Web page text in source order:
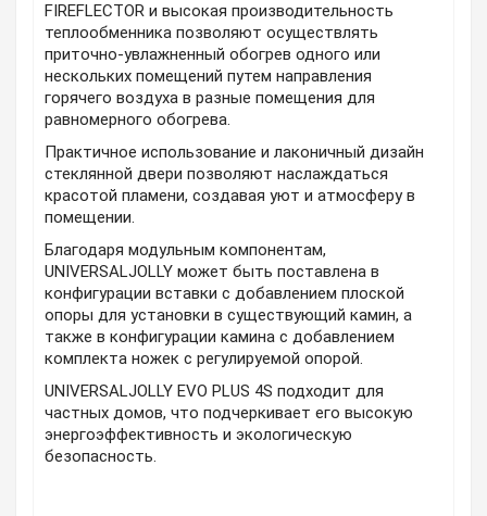
FIREFLECTOR и высокая производительность
теплообменника позволяют осуществлять
приточно-увлажненный обогрев одного или
нескольких помещений путем направления
горячего воздуха в разные помещения для
равномерного обогрева.
Практичное использование и лаконичный дизайн
стеклянной двери позволяют наслаждаться
красотой пламени, создавая уют и атмосферу в
помещении.
Благодаря модульным компонентам,
UNIVERSALJOLLY может быть поставлена в
конфигурации вставки с добавлением плоской
опоры для установки в существующий камин, а
также в конфигурации камина с добавлением
комплекта ножек с регулируемой опорой.
UNIVERSALJOLLY EVO PLUS 4S подходит для
частных домов, что подчеркивает его высокую
энергоэффективность и экологическую
безопасность.